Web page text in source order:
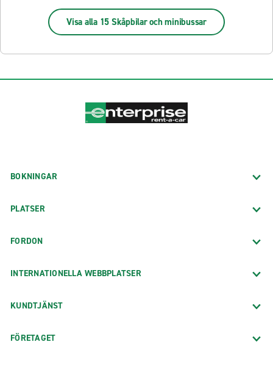
Visa alla 15 Skåpbilar och minibussar
BOKNINGAR
PLATSER
FORDON
INTERNATIONELLA WEBBPLATSER
KUNDTJÄNST
FÖRETAGET